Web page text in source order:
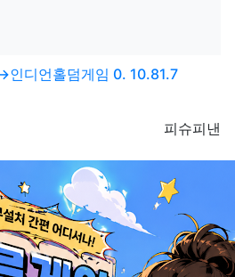
인디언홀덤게임 0. 10.81.7
등록자
피슈피낸